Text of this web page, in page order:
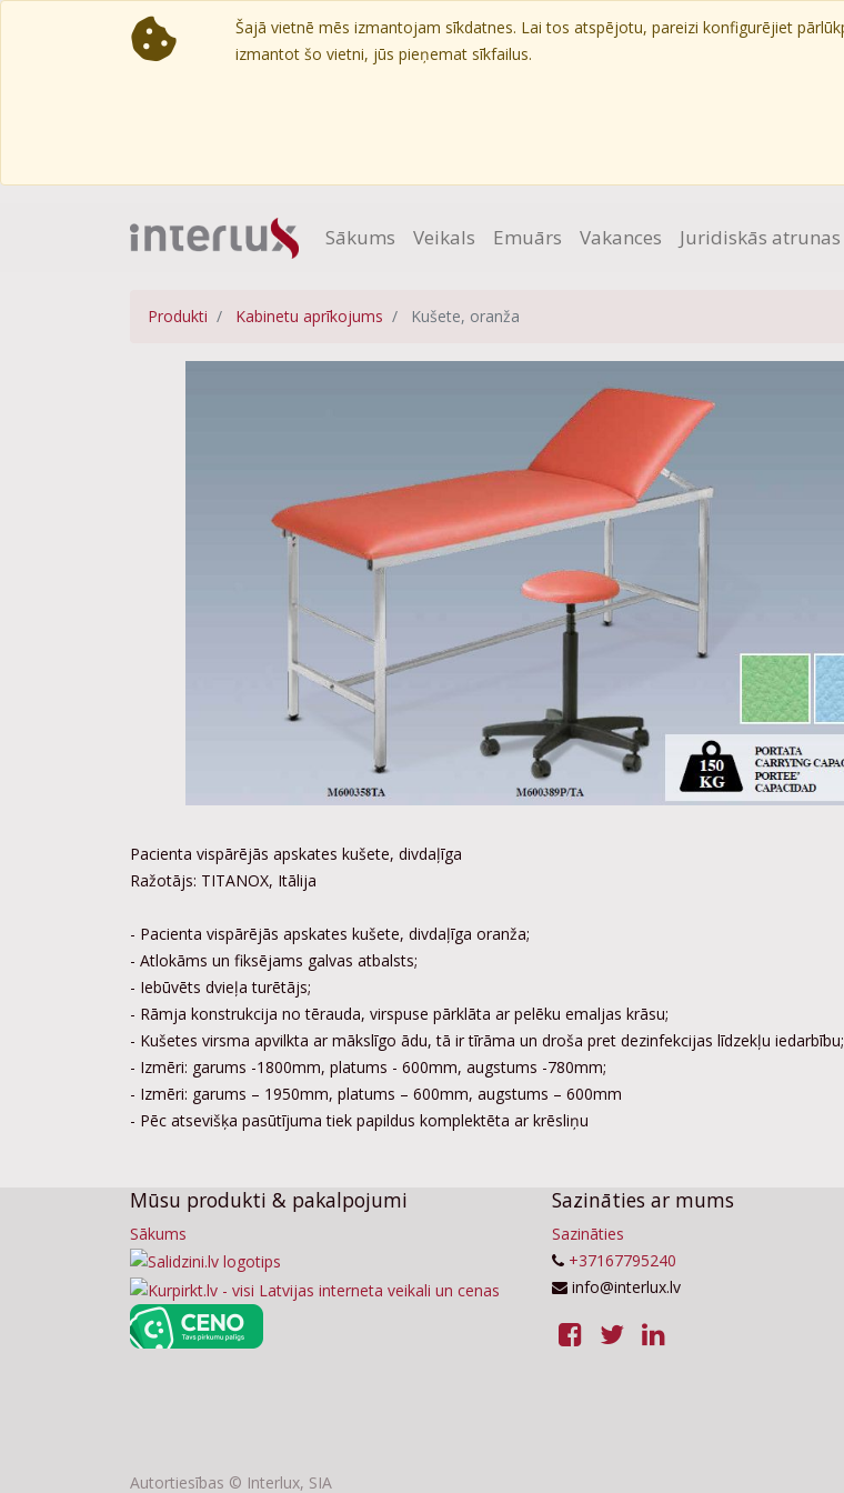
Šajā vietnē mēs izmantojam sīkdatnes. Lai tos atspējotu, pareizi konfigurējiet
izmantot šo vietni, jūs pieņemat sīkfailus.
Sākums Veikals Emuārs Vakances Juridiskās atrunas
Produkti Kabinetu aprīkojums Kušete, oranža
Pacienta vispārējās apskates kušete, divdaļīga
Ražotājs: TITANOX, Itālija
- Pacienta vispārējās apskates kušete, divdaļīga oranža;
- Atlokāms un fiksējams galvas atbalsts;
- Iebūvēts dvieļa turētājs;
- Rāmja konstrukcija no tērauda, virspuse pārklāta ar pelēku emaljas krāsu;
- Kušetes virsma apvilkta ar mākslīgo ādu, tā ir tīrāma un droša pret dezinfekcijas līdzekļu iedarbību;
- Izmēri: garums -1800mm, platums - 600mm, augstums -780mm;
- Izmēri: garums – 1950mm, platums – 600mm, augstums – 600mm
- Pēc atsevišķa pasūtījuma tiek papildus komplektēta ar krēsliņu
Mūsu produkti & pakalpojumi
Sākums
Sazināties ar mums
Sazināties
+37167795240
info@interlux.lv
Autortiesības © Interlux, SIA